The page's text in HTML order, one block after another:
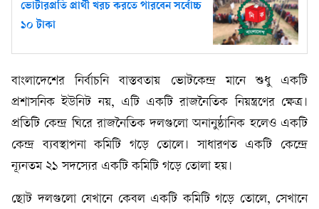
ভোটারপ্রতি প্রার্থী খরচ করতে পারবেন সর্বোচ্চ
১০ টাকা
বাংলাদেশের নির্বাচনি বাস্তবতায় ভোটকেন্দ্র মানে শুধু একটি
প্রশাসনিক ইউনিট নয়, এটি একটি রাজনৈতিক নিয়ন্ত্রণের ক্ষেত্র।
প্রতিটি কেন্দ্র ঘিরে রাজনৈতিক দলগুলো অনানুষ্ঠানিক হলেও একটি
কেন্দ্র ব্যবস্থাপনা কমিটি গড়ে তোলে। সাধারণত একটি কেন্দ্রে
ন্যূনতম ২১ সদস্যের একটি কমিটি গড়ে তোলা হয়।
ছোট দলগুলো যেখানে কেবল একটি কমিটি গড়ে তোলে, সেখানে